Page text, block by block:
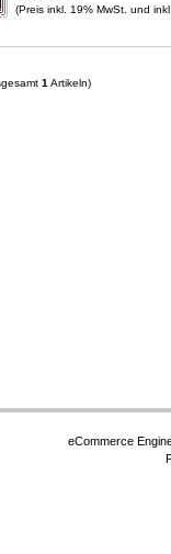
(Preis inkl. 19% MwSt. und
1 Artikeln)
eCommerce